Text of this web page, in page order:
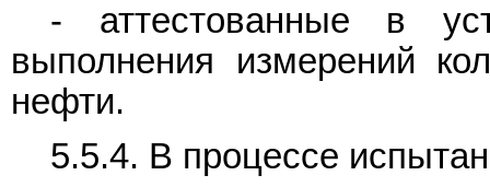
- аттестованные в
выполнения измерений
нефти.
5.5.4. В процессе